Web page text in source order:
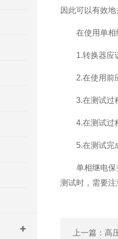
因此可以有效
在使用单相继
1.转换器应该
2.在使用前应
3.在测试过程
4.在测试过程
5.在测试完成
单相继电保护
测试时，需要
上一篇： 高